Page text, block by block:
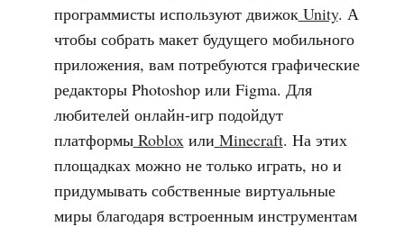
программисты используют движокUnity. А
чтобы собрать макет будущего мобильного
приложения, вам потребуются графические
редакторы Photoshop или Figma. Для
любителей онлайн-игр подойдут
платформыRoblox или Minecraft. На этих
площадках можно не только играть, но и
придумывать собственные виртуальные
миры благодаря встроенным инструментам